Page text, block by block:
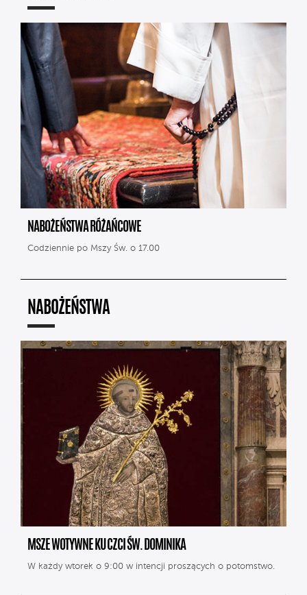
NABOŻEŃSTWA RÓŻAŃCOWE
Codziennie po Mszy Św. o 17.00
NABOŻEŃSTWA
MSZE WOTYWNE KU CZCI ŚW. DOMINIKA
W każdy wtorek o 9:00 w intencji proszących o potomstwo.